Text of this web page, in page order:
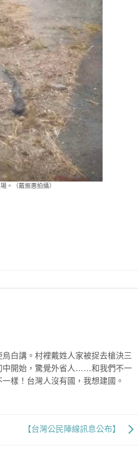
。（戴振惠拍攝）
白講。村裡戴姓人家被捉去槍決三
中開始，驚覺外省人……和我們不一
樣！台灣人沒有國，我想建國。
【台灣公民陣線訊息公布】